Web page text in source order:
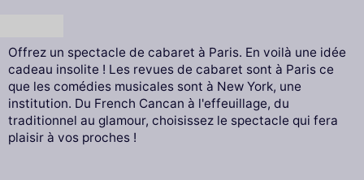
Offrez un spectacle de cabaret à Paris. En voilà une idée
cadeau insolite ! Les revues de cabaret sont à Paris ce
que les comédies musicales sont à New York, une
institution. Du French Cancan à l'effeuillage, du
traditionnel au glamour, choisissez le spectacle qui fera
plaisir à vos proches !